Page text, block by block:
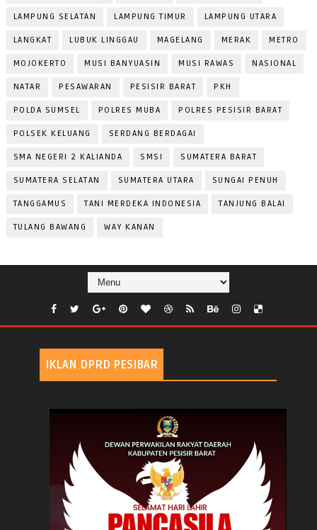
LAMPUNG SELATAN LAMPUNG TIMUR LAMPUNG UTARA
LANGKAT LUBUK LINGGAU MAGELANG MERAK METRO
MOJOKERTO MUSI BANYUASIN MUSI RAWAS NASIONAL
NATAR PESAWARAN PESISIR BARAT PKH
POLDA SUMSEL POLRES MUBA POLRES PESISIR BARAT
POLSEK KELUANG SERDANG BERDAGAI
SMA NEGERI 2 KALIANDA SMSI SUMATERA BARAT
SUMATERA SELATAN SUMATERA UTARA SUNGAI PENUH
TANGGAMUS TANI MERDEKA INDONESIA TANJUNG BALAI
TULANG BAWANG WAY KANAN
IKLAN DPRD PESIBAR